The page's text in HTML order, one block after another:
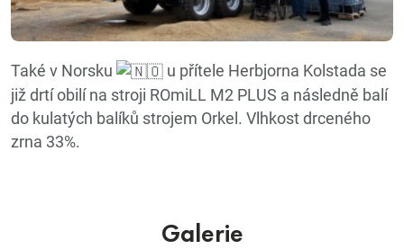
Také v Norsku
u přítele Herbjorna Kolstada se
již drtí obilí na stroji ROmiLL M2 PLUS a následně balí
do kulatých balíků strojem Orkel. Vlhkost drceného
zrna 33%.
Galerie